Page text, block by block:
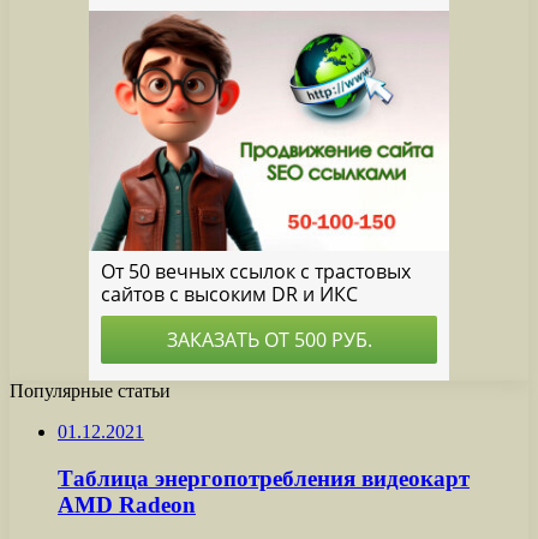
Популярные статьи
01.12.2021
Таблица энергопотребления видеокарт
AMD Radeon